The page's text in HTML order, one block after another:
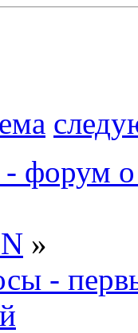
форум
»
-